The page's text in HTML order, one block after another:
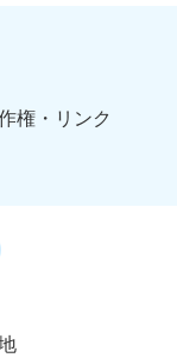
権・リンク